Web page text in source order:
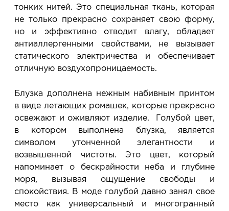
тонких нитей. Это специальная ткань, которая
не только прекрасно сохраняет свою форму,
но и эффективно отводит влагу, обладает
антиаллергенными свойствами, не вызывает
статического электричества и обеспечивает
отличную воздухопроницаемость.
Блузка дополнена нежным набивным принтом
в виде летающих ромашек, которые прекрасно
освежают и оживляют изделие. Голубой цвет,
в котором выполнена блузка, является
символом утонченной элегантности и
возвышенной чистоты. Это цвет, который
напоминает о бескрайности неба и глубине
моря, вызывая ощущение свободы и
спокойствия. В моде голубой давно занял свое
место как универсальный и многогранный